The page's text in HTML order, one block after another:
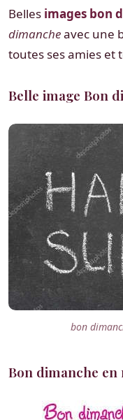
Belles images bon
dimancheavec une
toutes ses amies et
Belle image Bon
bon
Bon dimanche